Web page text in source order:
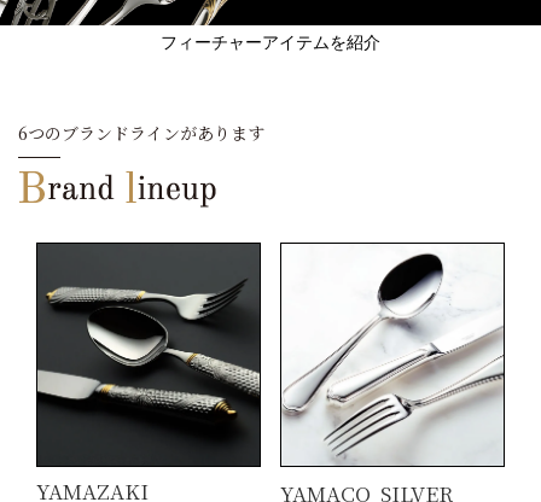
フィーチャーアイテムを紹介
6つのブランドラインがあります
YAMAZAKI
YAMACO SILVER